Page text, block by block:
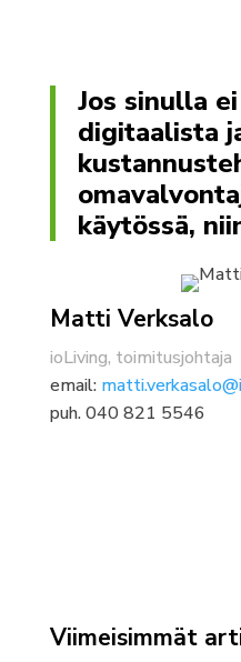
Jos sinulla
digitaalista
käytössä,
Matti Verksalo
ioLiving, toimitusjohtaja
email:
puh. 040 821 5546
Viimeisimmät